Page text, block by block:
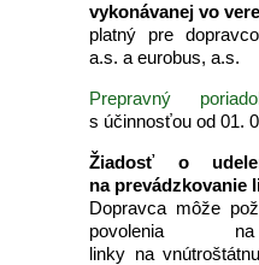
vykonávanej vo
platný pre
a.s. a eurobus, a.s.
Prepravný
s účinnosťou od 01.
Žiadosť o
na prevádzkovanie
Dopravca môže
povolenia na
linky na